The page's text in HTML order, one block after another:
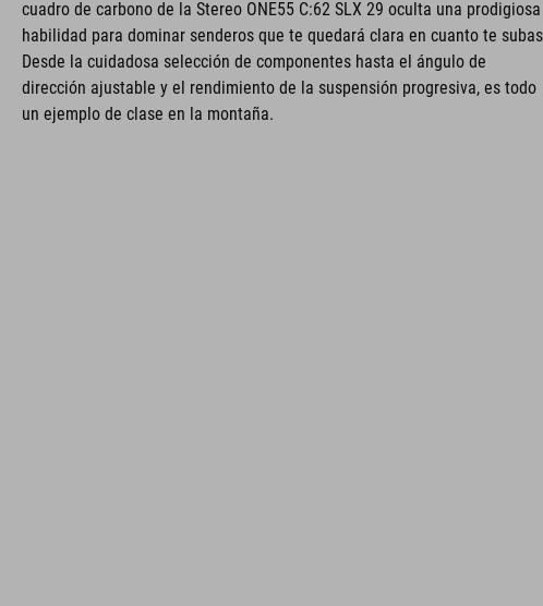
cuadro de carbono de la Stereo ONE55 C:62 SLX 29 oculta una prodigiosa
habilidad para dominar senderos que te quedará clara en cuanto te
Desde la cuidadosa selección de componentes hasta el ángulo de
dirección ajustable y el rendimiento de la suspensión progresiva, es todo
un ejemplo de clase en la montaña.